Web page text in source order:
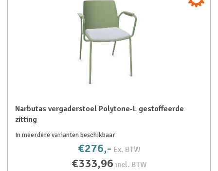
Narbutas vergaderstoel Polytone-L gestoffeerde
zitting
In meerdere varianten beschikbaar
€276,- Ex. BTW
€333,96 incl. BTW